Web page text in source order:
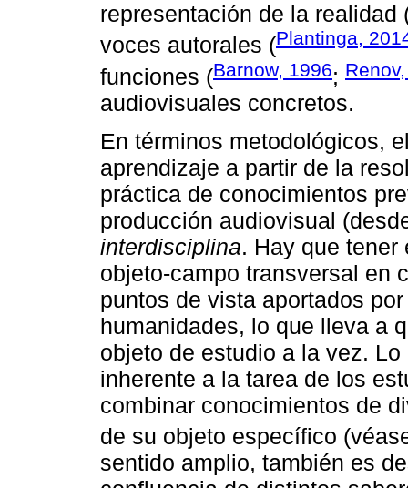
representación de la realidad
voces autorales (Plantinga,
funciones (Barnow, 1996;
audiovisuales concretos.
En términos metodológicos,
aprendizaje a partir de la
práctica de conocimientos
producción audiovisual
interdisciplina. Hay que
objeto-campo transversal en
puntos de vista aportados
humanidades, lo que lleva a
objeto de estudio a la vez.
inherente a la tarea de los
combinar conocimientos de
de su objeto específico
sentido amplio, también es